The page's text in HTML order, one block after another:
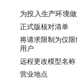
为投入生产环境
正式版核对清单
将请求限制为仅
用户
远程更改模型名称
营业地点